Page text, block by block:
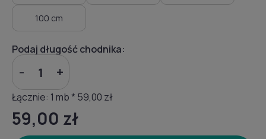
100 cm
Podaj długość chodnika:
- +
Łącznie: 1 mb * 59,00 zł
59,00 zł